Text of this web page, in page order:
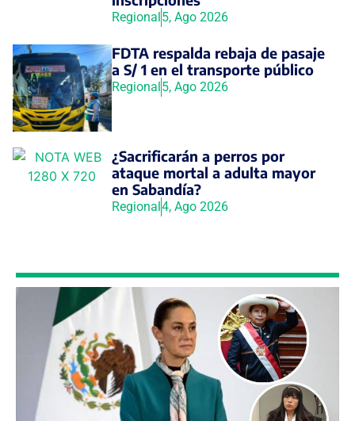
Regional5, Ago 2026
FDTA respalda rebaja de pasaje
a S/ 1 en el transporte público
Regional5, Ago 2026
¿Sacrificarán a perros por
ataque mortal a adulta mayor
en Sabandía?
Regional4, Ago 2026